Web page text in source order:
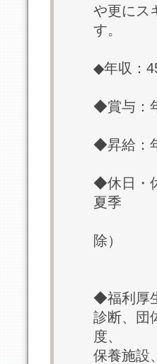
や更にス
す。
◆年収：
◆賞与：
◆昇給：
◆休日・
夏季
年末
除）
産前
◆福利厚
診断、団
保養施設